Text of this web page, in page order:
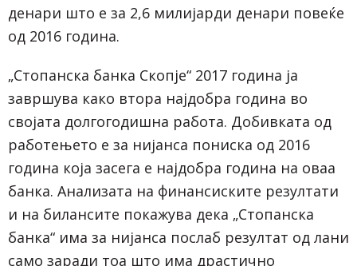
денари што е за 2,6 милијарди денари повеќе
од 2016 година.
„Стопанска банка Скопје“ 2017 година ја
завршува како втора најдобра година во
својата долгогодишна работа. Добивката од
работењето е за нијанса пониска од 2016
година која засега е најдобра година на оваа
банка. Анализата на финансиските резултати
и на билансите покажува дека „Стопанска
банка“ има за нијанса послаб резултат од лани
само заради тоа што има драстично